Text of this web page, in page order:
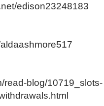
edison23248183
read-blog/10719_slots-